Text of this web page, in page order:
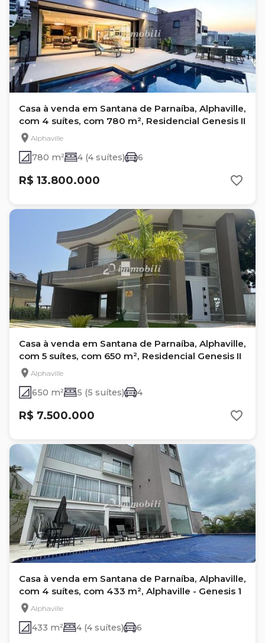
Casa à venda em Santana de Parnaíba, Alphaville,
com 4 suítes, com 780 m², Residencial Genesis II
Alphaville
780 m² 4 (4 suítes) 6
R$ 13.800.000
Casa à venda em Santana de Parnaíba, Alphaville,
com 5 suítes, com 650 m², Residencial Genesis II
Alphaville
650 m² 5 (5 suítes) 4
R$ 7.500.000
Casa à venda em Santana de Parnaíba, Alphaville,
com 4 suítes, com 433 m², Alphaville - Genesis 1
Alphaville
433 m² 4 (4 suítes) 6